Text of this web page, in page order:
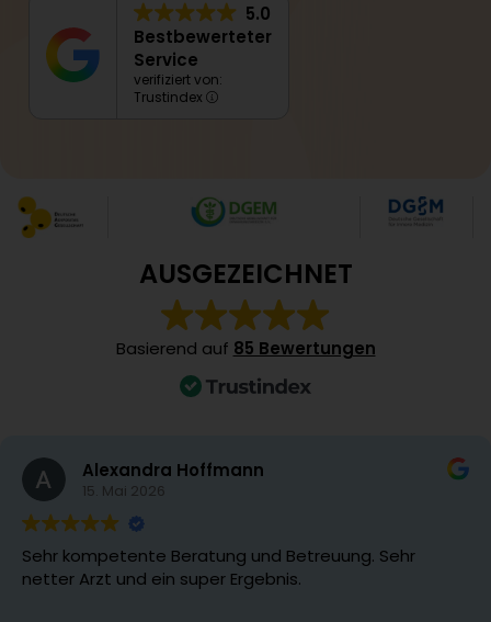
5.0
Bestbewerteter
Service
verifiziert von:
Trustindex
AUSGEZEICHNET
Basierend auf 85 Bewertungen
Alexandra Hoffmann
15. Mai 2026
Sehr kompetente Beratung und Betreuung. Sehr
netter Arzt und ein super Ergebnis.